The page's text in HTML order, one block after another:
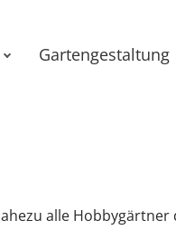
Gartengestaltung
alle